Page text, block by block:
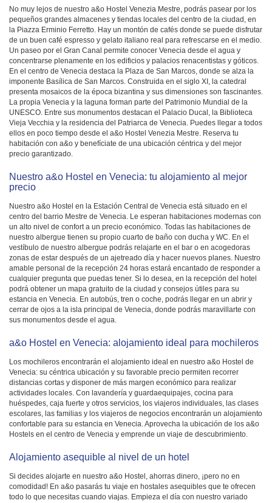
No muy lejos de nuestro a&o Hostel Venezia Mestre, podrás pasear por los
pequeños grandes almacenes y tiendas locales del centro de la ciudad, en
la Piazza Erminio Ferretto. Hay un montón de cafés donde se puede disfrutar
de un buen café espresso y gelato italiano real para refrescarse en el medio.
Un paseo por el Gran Canal permite conocer Venecia desde el agua y
concentrarse plenamente en los edificios y palacios renacentistas y góticos.
En el centro de Venecia destaca la Plaza de San Marcos, donde se alza la
imponente Basílica de San Marcos. Construida en el siglo XI, la catedral
presenta mosaicos de la época bizantina y sus dimensiones son fascinantes.
La propia Venecia y la laguna forman parte del Patrimonio Mundial de la
UNESCO. Entre sus monumentos destacan el Palacio Ducal, la Biblioteca
Vieja Vecchia y la residencia del Patriarca de Venecia. Puedes llegar a todos
ellos en poco tiempo desde el a&o Hostel Venezia Mestre. Reserva tu
habitación con a&o y benefíciate de una ubicación céntrica y del mejor
precio garantizado.
Nuestro a&o Hostel en Venecia: tu alojamiento al mejor
precio
Nuestro a&o Hostel en la Estación Central de Venecia está situado en el
centro del barrio Mestre de Venecia. Le esperan habitaciones modernas con
un alto nivel de confort a un precio económico. Todas las habitaciones de
nuestro albergue tienen su propio cuarto de baño con ducha y WC. En el
vestíbulo de nuestro albergue podrás relajarte en el bar o en acogedoras
zonas de estar después de un ajetreado día y hacer nuevos planes. Nuestro
amable personal de la recepción 24 horas estará encantado de responder a
cualquier pregunta que puedas tener. Si lo desea, en la recepción del hotel
podrá obtener un mapa gratuito de la ciudad y consejos útiles para su
estancia en Venecia. En autobús, tren o coche, podrás llegar en un abrir y
cerrar de ojos a la isla principal de Venecia, donde podrás maravillarte con
sus monumentos desde el agua.
a&o Hostel en Venecia: alojamiento ideal para mochileros
Los mochileros encontrarán el alojamiento ideal en nuestro a&o Hostel de
Venecia: su céntrica ubicación y su favorable precio permiten recorrer
distancias cortas y disponer de más margen económico para realizar
actividades locales. Con lavandería y guardaequipajes, cocina para
huéspedes, caja fuerte y otros servicios, los viajeros individuales, las clases
escolares, las familias y los viajeros de negocios encontrarán un alojamiento
confortable para su estancia en Venecia. Aprovecha la ubicación de los a&o
Hostels en el centro de Venecia y emprende un viaje de descubrimiento.
Alojamiento asequible al nivel de un hotel
Si decides alojarte en nuestro a&o Hostel, ahorras dinero, ¡pero no en
comodidad! En a&o pasarás tu viaje en hostales asequibles que te ofrecen
todo lo que necesitas cuando viajas. Empieza el día con nuestro variado